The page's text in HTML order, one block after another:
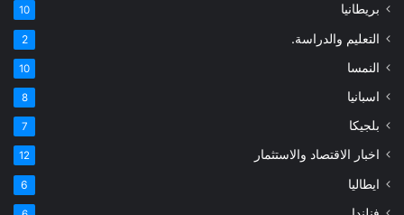
بريطانيا 10
التعليم والدراسة. 2
النمسا 10
اسبانيا 8
بلجيكا 7
اخبار الاقتصاد والاستثمار 12
ايطاليا 6